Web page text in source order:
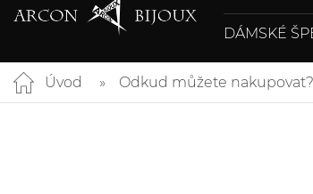
DÁMSKÉ
Úvod Odkud můžete nakupovat?